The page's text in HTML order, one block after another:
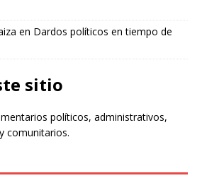
en Dardos políticos en tiempo de
sitio
políticos, administrativos,
comunitarios.